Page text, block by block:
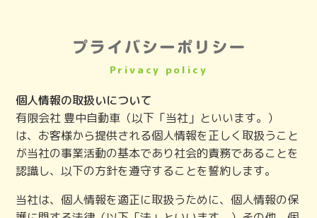
Privacy policy
個人情報の取扱いについて
有限会社 豊中自動車（以下「当社」といいます。）
は、お客様から提供される個人情報を正しく取扱うこと
が当社の事業活動の基本であり社会的責務であることを
認識し、以下の方針を遵守することを誓約します。
当社は、個人情報を適正に取扱うために、個人情報の保